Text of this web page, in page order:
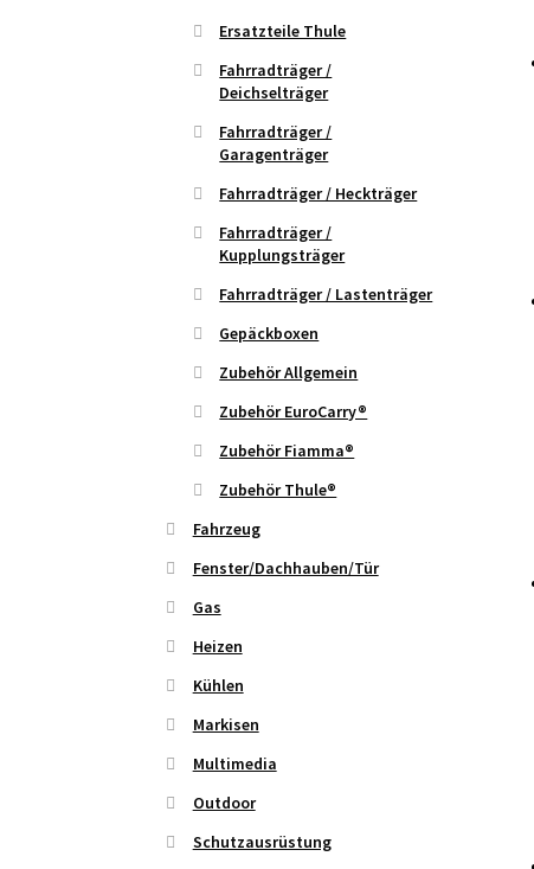
Ersatzteile Thule
Fahrradträger /
Deichselträger
Fahrradträger /
Garagenträger
Fahrradträger / Heckträger
Fahrradträger /
Kupplungsträger
Fahrradträger / Lastenträger
Gepäckboxen
Zubehör Allgemein
Zubehör EuroCarry®
Zubehör Fiamma®
Zubehör Thule®
Fahrzeug
Fenster/Dachhauben/Tür
Gas
Heizen
Kühlen
Markisen
Multimedia
Outdoor
Schutzausrüstung